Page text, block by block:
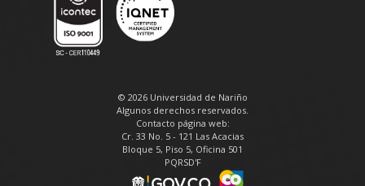
© 2026 Universidad de Nariño
Algunos derechos reservados.
Contacto página web:
Cr. 33 No. 5 - 121 Las Acacias
Bloque 5, Piso 5, Oficina 501
PQRSD'F